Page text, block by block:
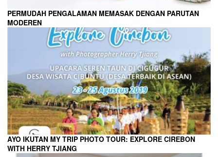
PERMUDAH PENGALAMAN MEMASAK DENGAN PARUTAN
MODEREN
AYO IKUTAN MY TRIP PHOTO TOUR: EXPLORE CIREBON
WITH HERRY TJIANG